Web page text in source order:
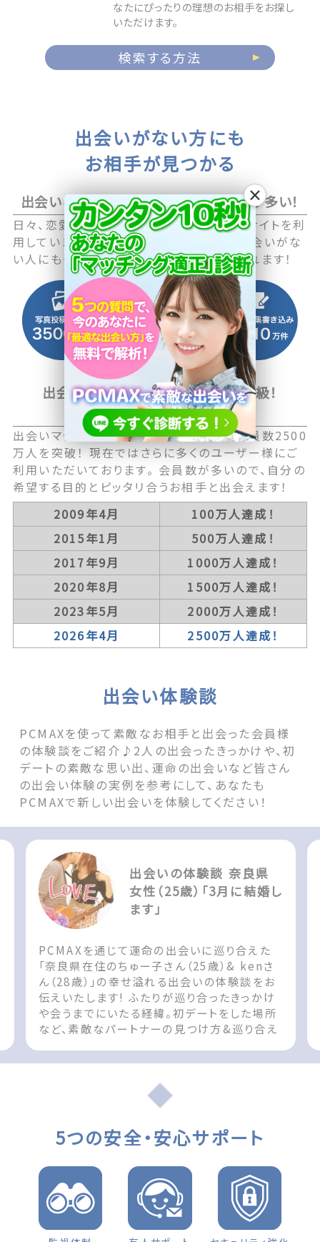
なたにぴったりの理想のお相手をお探し
いただけます。
検索する方法
出会いがない方にも
お相手が見つかる
出会いに積極的なアクティブユーザーが多い！
日々、恋愛や恋活に積極的な男性・女性がサイトを利
用していますので職場や日常生活の中で出会いがな
い人にも毎日新しい出会いのチャンスが訪れます！
出会い系マッチングサイト国内最大級！
2500万人以上の会員数
出会いマッチングサービス国内最大級の会員数2500
万人を突破！ 現在ではさらに多くのユーザー様にご
利用いただいております。 会員数が多いので、自分の
希望する目的とピッタリ合うお相手と出会えます！
2009年4月
100万人達成！
2015年1月
500万人達成！
2017年9月
1000万人達成！
2020年8月
1500万人達成！
2023年5月
2000万人達成！
2026年4月
2500万人達成！
出会い体験談
PCMAXを使って素敵なお相手と出会った会員様
の体験談をご紹介♪2人の出会ったきっかけや、初
デートの素敵な思い出、運命の出会いなど皆さん
の出会い体験の実例を参考にして、あなたも
PCMAXで新しい出会いを体験してください！
出会いの体験談 奈良県
女性（25歳）「3月に結婚し
ます」
PCMAXを通じて運命の出会いに巡り合えた
「奈良県在住のちゅー子さん（25歳）& kenさ
ん（28歳）」の幸せ溢れる出会いの体験談をお
伝えいたします! ふたりが巡り合ったきっかけ
や会うまでにいたる経緯。初デートをした場所
など、素敵なパートナーの見つけ方&巡り合え
post 出会いの体験談 奈良県 女性（25歳）「3
いマッチングサイトPCMAX.
5つの安全・安心サポート
×